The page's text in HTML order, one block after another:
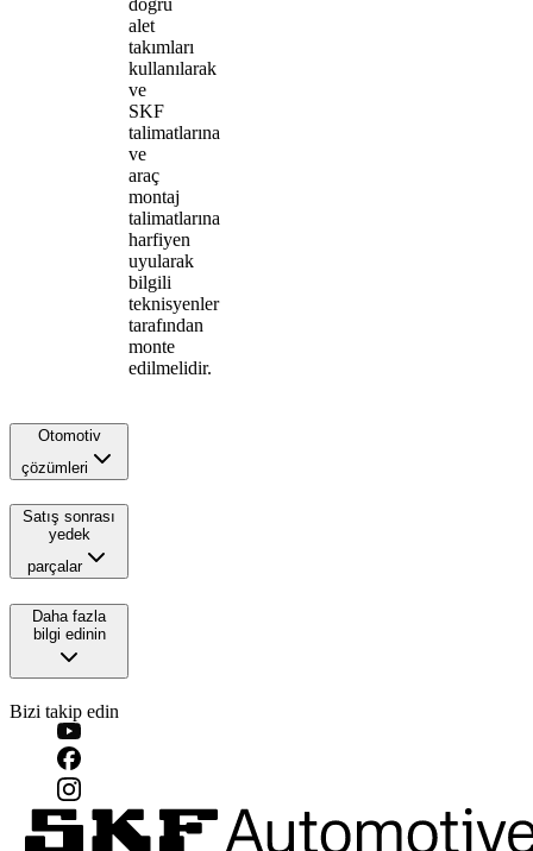
alet
takımları
kullanılarak
ve
SKF
talimatlarına
ve
araç
montaj
talimatlarına
harfiyen
uyularak
bilgili
teknisyenler
tarafından
monte
edilmelidir.
Otomotiv
çözümleri
Satış sonrası
yedek
parçalar
Daha fazla
bilgi edinin
Bizi takip edin